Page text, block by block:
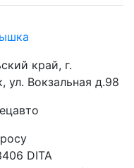
край, г.
ул. Вокзальная д.98
DITA